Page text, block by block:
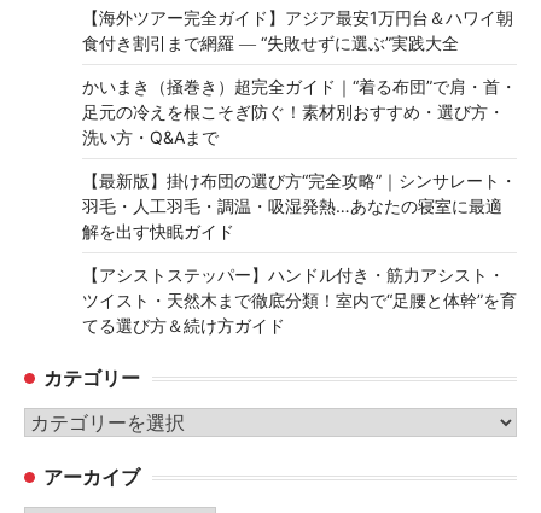
【海外ツアー完全ガイド】アジア最安1万円台＆ハワイ朝
食付き割引まで網羅 ― “失敗せずに選ぶ”実践大全
かいまき（掻巻き）超完全ガイド｜“着る布団”で肩・首・
足元の冷えを根こそぎ防ぐ！素材別おすすめ・選び方・
洗い方・Q&Aまで
【最新版】掛け布団の選び方“完全攻略”｜シンサレート・
羽毛・人工羽毛・調温・吸湿発熱…あなたの寝室に最適
解を出す快眠ガイド
【アシストステッパー】ハンドル付き・筋力アシスト・
ツイスト・天然木まで徹底分類！室内で“足腰と体幹”を育
てる選び方＆続け方ガイド
カテゴリー
カ
ゴ アーカイブ